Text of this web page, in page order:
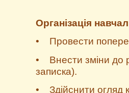
Організація
• Провести
• Внести зміни до
записка).
• Здійснити огляд